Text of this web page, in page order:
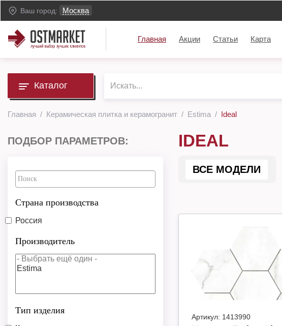
Ваш город: Москва
Главная Акции Статьи Карта
Каталог
Главная Керамическая плитка и керамогранит Estima Ideal
ПОДБОР ПАРАМЕТРОВ:
Страна производства
Россия
Производитель
Тип изделия
IDEAL
ВСЕ МОДЕЛИ
Артикул: 1413990